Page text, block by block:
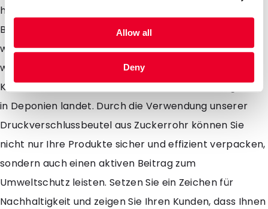
Allow all
Deny
hohen Recyclebarkeit. Nach ihrer Nutzung können die
Beutel dem Recyclingprozess zugeführt werden,
wodurch die wertvollen Ressourcen wiederverwendet
werden können. Dies unterstützt die
Kreislaufwirtschaft und reduziert die Abfallmenge, die
in Deponien landet. Durch die Verwendung unserer
Druckverschlussbeutel aus Zuckerrohr können Sie
nicht nur Ihre Produkte sicher und effizient verpacken,
sondern auch einen aktiven Beitrag zum
Umweltschutz leisten. Setzen Sie ein Zeichen für
Nachhaltigkeit und zeigen Sie Ihren Kunden, dass Ihnen